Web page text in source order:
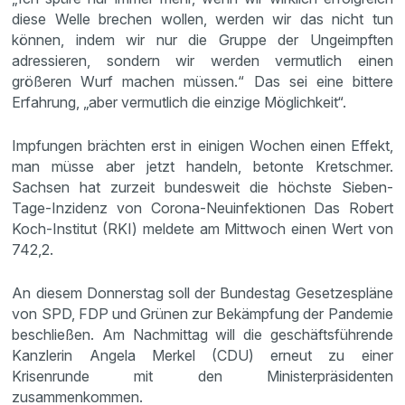
diese Welle brechen wollen, werden wir das nicht tun
können, indem wir nur die Gruppe der Ungeimpften
adressieren, sondern wir werden vermutlich einen
größeren Wurf machen müssen.“ Das sei eine bittere
Erfahrung, „aber vermutlich die einzige Möglichkeit“.
Impfungen brächten erst in einigen Wochen einen Effekt,
man müsse aber jetzt handeln, betonte Kretschmer.
Sachsen hat zurzeit bundesweit die höchste Sieben-
Tage-Inzidenz von Corona-Neuinfektionen Das Robert
Koch-Institut (RKI) meldete am Mittwoch einen Wert von
742,2.
An diesem Donnerstag soll der Bundestag Gesetzespläne
von SPD, FDP und Grünen zur Bekämpfung der Pandemie
beschließen. Am Nachmittag will die geschäftsführende
Kanzlerin Angela Merkel (CDU) erneut zu einer
Krisenrunde mit den Ministerpräsidenten
zusammenkommen.